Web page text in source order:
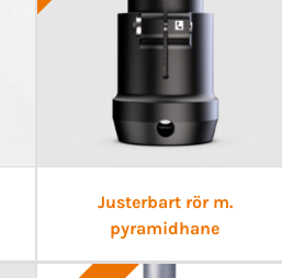
Justerbart rör m.
pyramidhane